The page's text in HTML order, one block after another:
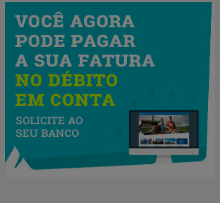
o pagamento
Dados
pessoais de
contato